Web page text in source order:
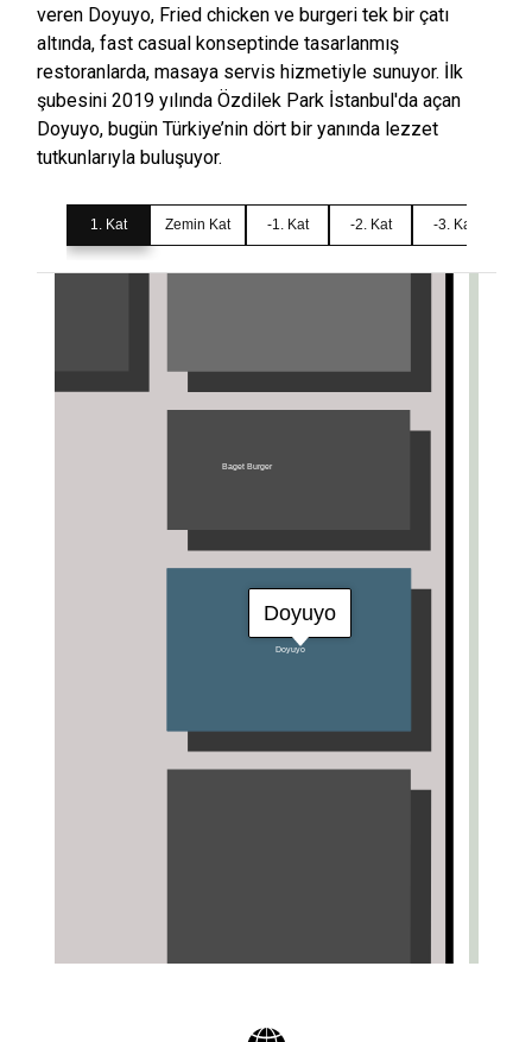
veren Doyuyo, Fried chicken ve burgeri tek bir çatı
altında, fast casual konseptinde tasarlanmış
restoranlarda, masaya servis hizmetiyle sunuyor. İlk
şubesini 2019 yılında Özdilek Park İstanbul'da açan
Doyuyo, bugün Türkiye’nin dört bir yanında lezzet
tutkunlarıyla buluşuyor.